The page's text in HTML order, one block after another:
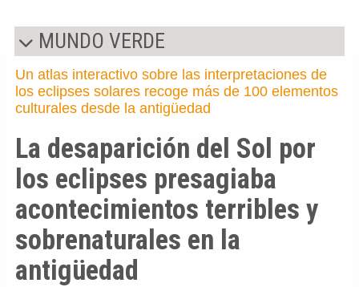
MUNDO VERDE
Un atlas interactivo sobre las interpretaciones de
los eclipses solares recoge más de 100 elementos
culturales desde la antigüedad
La desaparición del Sol por
los eclipses presagiaba
acontecimientos terribles y
sobrenaturales en la
antigüedad